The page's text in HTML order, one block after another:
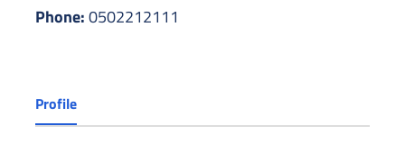
Phone:0502212111
Profile